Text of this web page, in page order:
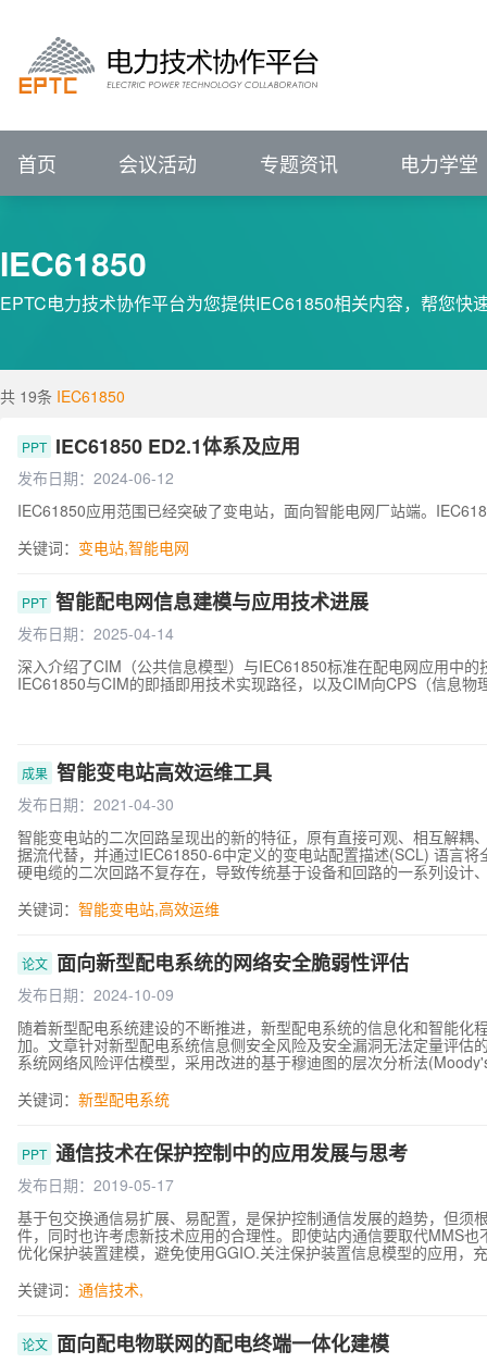
集需求库、成果库、专家库于一体的协同
IEEE PES China Satellite Technical Committee - Transmission &
IEEE PES China Satellite Technical Committee - Power System
电力技术协作平台
新闻资讯
促进专业技术发展
电力专题
首页 会议活动 专题资讯 电力学堂
IEC61850
EPTC电力技术协作平台为您提供IEC61850相关内容，帮您
共 19条 IEC61850
PPT IEC61850 ED2.1体系及应用
发布日期：2024-06-12
IEC61850应用范围已经突破了变电站，面向智能电网厂站端。
关键词： 变电站,智能电网
PPT 智能配电网信息建模与应用技术进展
发布日期：2025-04-14
深入介绍了CIM（公共信息模型）与IEC61850标准在配电网应用中
IEC61850与CIM的即插即用技术实现路径，以及CIM向CPS（信息物
成果 智能变电站高效运维工具
发布日期：2021-04-30
智能变电站的二次回路呈现出的新的特征，原有直接可观、相互解
据流代替，并通过IEC61850-6中定义的变电站配置描述(SCL) 语言
硬电缆的二次回路不复存在，导致传统基于设备和回路的一系列设
电站所有设备模型及工程配置信息，描述了所有IED的实例配置和通
系信息，是变电站设备运行、日常运维、工程管理依赖的重要数据，是全站统一的数据源。 智能变电
合和设备间二次虚回路复杂关系配置等原因，很难界定SCD文件修改
段，SCD 文件哪怕只是修改局部信息往往造成重新全部调试，调试
更改，由于改动风险不好确定，往往通过扩大停电范围或全站停电
模型维护和管控只能依赖设备厂家或系统集成商进行，不利于变电站检修管理、专业管
扩建以及运维检修时，需要进一步探讨高度集成的SCD文件的分解
用的复杂度,针对SCD文件的变更影响的范围进行分析，能够更好的
关键词： 智能变电站,高效运维
论文 面向新型配电系统的网络安全脆弱性评估
发布日期：2024-10-09
随着新型配电系统建设的不断推进，新型配电系统的信息化和智能
加。文章针对新型配电系统信息侧安全风险及安全漏洞无法定量评
系统网络风险评估模型，采用改进的基于穆迪图的层次分析法
solution，TOPSIS)对节点的脆弱性因子进行量化并计算攻击目标的
模型，并基于此模型验证了所提方法的有效性与准确性。
关键词： 新型配电系统
PPT 通信技术在保护控制中的应用发展与思考
发布日期：2019-05-17
基于包交换通信易扩展、易配置，是保护控制通信发展的趋势，但
件，同时也许考虑新技术应用的合理性。即使站内通信要取代MMS
优化保护装置建模，避免使用GGIO.关注保护装置信息模型的应用，
关键词： 通信技术,
论文 面向配电物联网的配电终端一体化建模